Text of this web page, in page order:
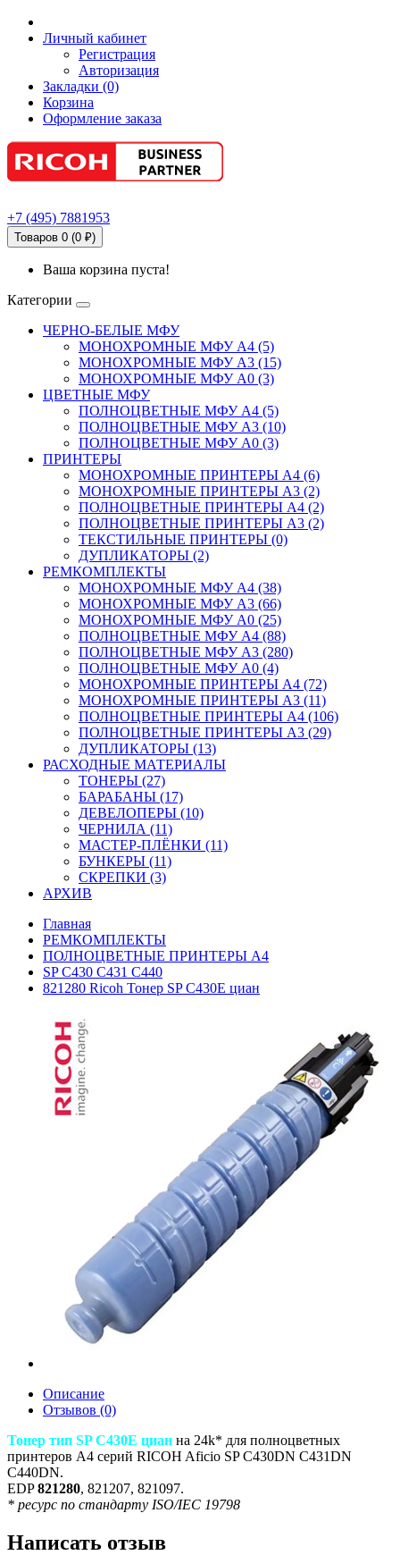
Личный кабинет
Регистрация
Авторизация
Закладки (0)
Корзина
Оформление заказа
+7 (495) 7881953
Товаров 0 (0 ₽)
Ваша корзина пуста!
Категории
ЧЕРНО-БЕЛЫЕ МФУ
МОНОХРОМНЫЕ МФУ А4 (5)
МОНОХРОМНЫЕ МФУ А3 (15)
МОНОХРОМНЫЕ МФУ А0 (3)
ЦВЕТНЫЕ МФУ
ПОЛНОЦВЕТНЫЕ МФУ А4 (5)
ПОЛНОЦВЕТНЫЕ МФУ А3 (10)
ПОЛНОЦВЕТНЫЕ МФУ А0 (3)
ПРИНТЕРЫ
МОНОХРОМНЫЕ ПРИНТЕРЫ А4 (6)
МОНОХРОМНЫЕ ПРИНТЕРЫ А3 (2)
ПОЛНОЦВЕТНЫЕ ПРИНТЕРЫ А4 (2)
ПОЛНОЦВЕТНЫЕ ПРИНТЕРЫ А3 (2)
ТЕКСТИЛЬНЫЕ ПРИНТЕРЫ (0)
ДУПЛИКАТОРЫ (2)
РЕМКОМПЛЕКТЫ
МОНОХРОМНЫЕ МФУ А4 (38)
МОНОХРОМНЫЕ МФУ А3 (66)
МОНОХРОМНЫЕ МФУ А0 (25)
ПОЛНОЦВЕТНЫЕ МФУ А4 (88)
ПОЛНОЦВЕТНЫЕ МФУ А3 (280)
ПОЛНОЦВЕТНЫЕ МФУ А0 (4)
МОНОХРОМНЫЕ ПРИНТЕРЫ А4 (72)
МОНОХРОМНЫЕ ПРИНТЕРЫ А3 (11)
ПОЛНОЦВЕТНЫЕ ПРИНТЕРЫ А4 (106)
ПОЛНОЦВЕТНЫЕ ПРИНТЕРЫ А3 (29)
ДУПЛИКАТОРЫ (13)
РАСХОДНЫЕ МАТЕРИАЛЫ
ТОНЕРЫ (27)
БАРАБАНЫ (17)
ДЕВЕЛОПЕРЫ (10)
ЧЕРНИЛА (11)
МАСТЕР-ПЛЁНКИ (11)
БУНКЕРЫ (11)
СКРЕПКИ (3)
АРХИВ
Главная
РЕМКОМПЛЕКТЫ
ПОЛНОЦВЕТНЫЕ ПРИНТЕРЫ А4
SP C430 C431 C440
821280 Ricoh Тонер SP C430E циан
Описание
Отзывов (0)
Тонер тип SP C430E циан на 24k* для полноцветных
принтеров A4 серий RICOH Aficio SP C430DN C431DN
C440DN.
EDP821280, 821207, 821097.
* ресурс по стандарту ISO/IEC 19798
Написать отзыв